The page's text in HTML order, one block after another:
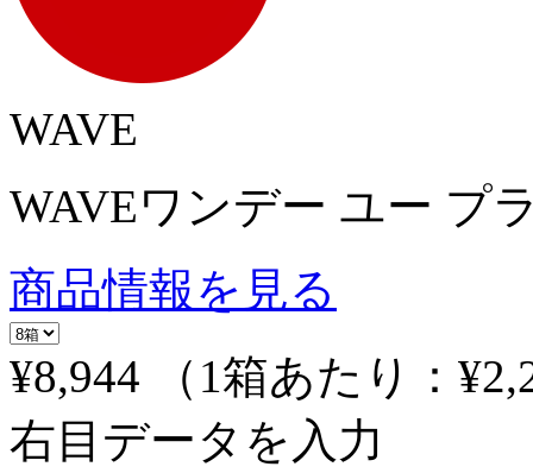
WAVE
WAVEワンデー ユー プ
商品情報を見る
¥8,944
（1箱あたり：
右目データを入力